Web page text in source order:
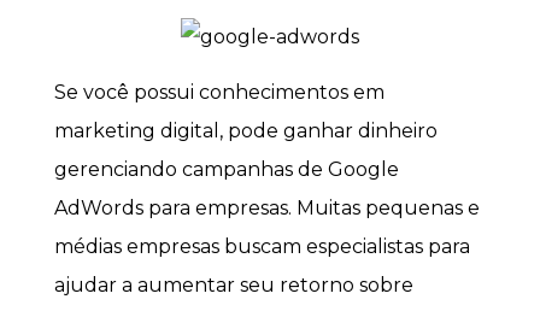
Se você possui conhecimentos em
marketing digital, pode ganhar dinheiro
gerenciando campanhas de Google
AdWords para empresas. Muitas pequenas e
médias empresas buscam especialistas para
ajudar a aumentar seu retorno sobre